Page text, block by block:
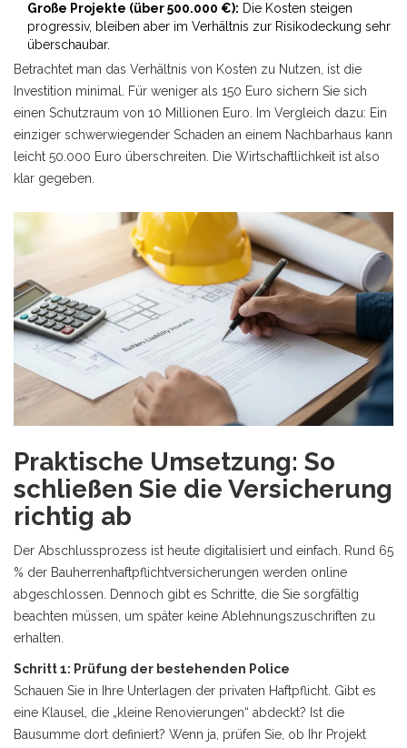
Große Projekte (über 500.000 €): Die Kosten steigen
progressiv, bleiben aber im Verhältnis zur Risikodeckung sehr
überschaubar.
Betrachtet man das Verhältnis von Kosten zu Nutzen, ist die
Investition minimal. Für weniger als 150 Euro sichern Sie sich
einen Schutzraum von 10 Millionen Euro. Im Vergleich dazu: Ein
einziger schwerwiegender Schaden an einem Nachbarhaus kann
leicht 50.000 Euro überschreiten. Die Wirtschaftlichkeit ist also
klar gegeben.
Praktische Umsetzung: So
schließen Sie die Versicherung
richtig ab
Der Abschlussprozess ist heute digitalisiert und einfach. Rund 65
% der Bauherrenhaftpflichtversicherungen werden online
abgeschlossen. Dennoch gibt es Schritte, die Sie sorgfältig
beachten müssen, um später keine Ablehnungszuschriften zu
erhalten.
Schritt 1: Prüfung der bestehenden Police
Schauen Sie in Ihre Unterlagen der privaten Haftpflicht. Gibt es
eine Klausel, die „kleine Renovierungen“ abdeckt? Ist die
Bausumme dort definiert? Wenn ja, prüfen Sie, ob Ihr Projekt